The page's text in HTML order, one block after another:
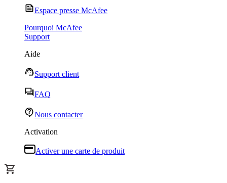
Espace presse McAfee
Pourquoi McAfee
Support
Aide
Support client
FAQ
Nous contacter
Activation
Activer une carte de produit